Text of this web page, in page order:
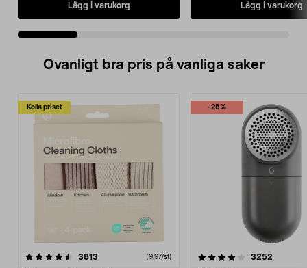
Lägg i varukorg Lägg i varukorg
Ovanligt bra pris på vanliga saker
Kolla priset
3813 (9,97/st)
-25%
4.0av 5 stjärnor 3252
4.5av 5 stjärnor